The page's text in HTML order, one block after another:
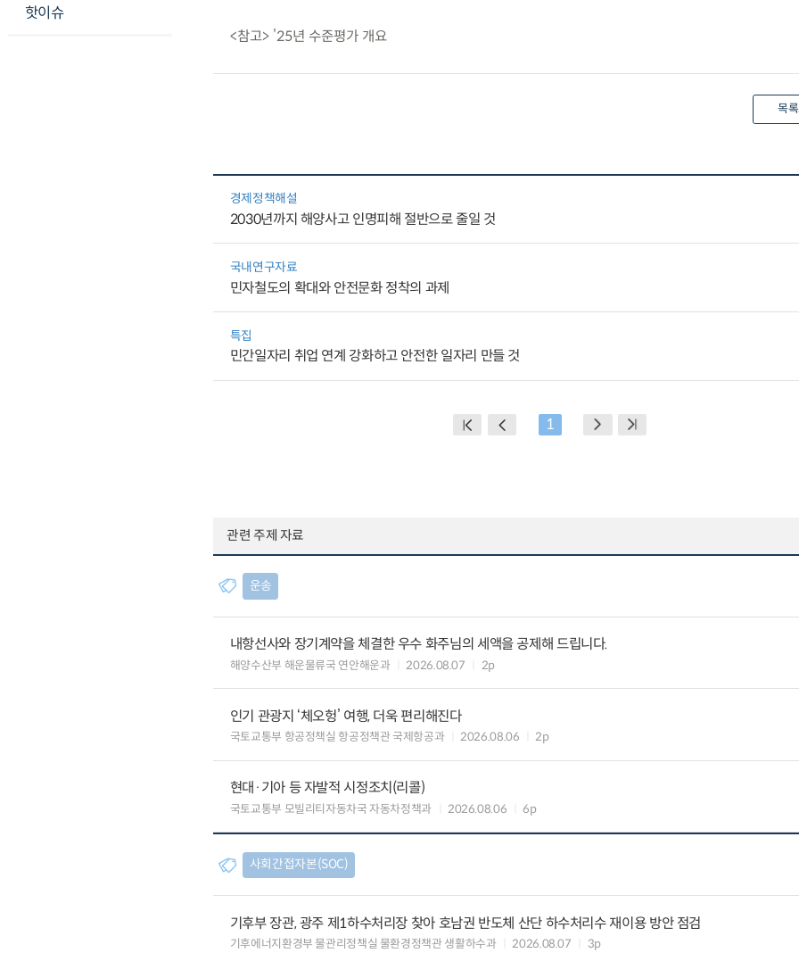
핫이슈
<참고> ’25년 수준평가 개요
목록
경제정책해설
2030년까지 해양사고 인명피해 절반으로 줄일 것
국내연구자료
민자철도의 확대와 안전문화 정착의 과제
특집
민간일자리 취업 연계 강화하고 안전한 일자리 만들 것
1
관련 주제 자료
운송
내항선사와 장기계약을 체결한 우수 화주님의 세액을 공제해 드립니다.
해양수산부 해운물류국 연안해운과 2026.08.07 2p
인기 관광지 ‘체오헝’ 여행, 더욱 편리해진다
국토교통부 항공정책실 항공정책관 국제항공과 2026.08.06 2p
현대·기아 등 자발적 시정조치(리콜)
국토교통부 모빌리티자동차국 자동차정책과 2026.08.06 6p
사회간접자본(SOC)
기후부 장관, 광주 제1하수처리장 찾아 호남권 반도체 산단 하수처리수 재이용 방안 점검
기후에너지환경부 물관리정책실 물환경정책관 생활하수과 2026.08.07 3p